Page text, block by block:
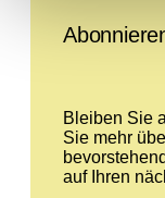
Bleiben Sie
Sie mehr
auf Ihren